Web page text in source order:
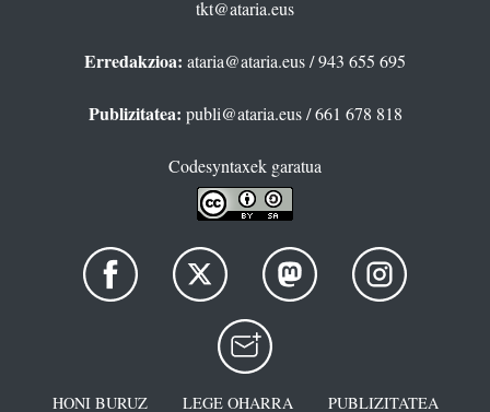
tkt@ataria.eus
Erredakzioa: ataria@ataria.eus/ 943 655 695
Publizitatea: publi@ataria.eus/ 661 678 818
Codesyntaxek garatua
HONI BURUZ LEGE OHARRA
PUBLIZITATEA